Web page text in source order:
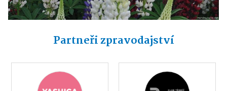
Partneři zpravodajství